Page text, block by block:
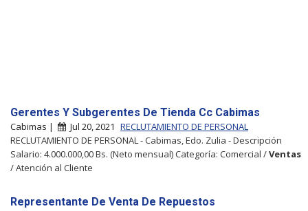
Gerentes Y Subgerentes De Tienda Cc Cabimas
Cabimas | Jul 20, 2021 RECLUTAMIENTO DE PERSONAL
RECLUTAMIENTO DE PERSONAL - Cabimas, Edo. Zulia - Descripción
Salario: 4.000.000,00 Bs. (Neto mensual) Categoría: Comercial /Ventas
/ Atención al Cliente
Representante De Venta De Repuestos